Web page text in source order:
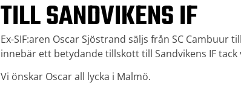
TILL SANDVIKENS IF
Ex-SIF:aren Oscar Sjöstrand säljs från SC Cambuur
innebär ett betydande tillskott till Sandvikens IF
Vi önskar Oscar all lycka i Malmö.